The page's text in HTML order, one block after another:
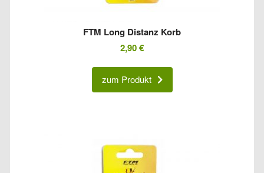
FTM Long Distanz Korb
2,90€
zum Produkt